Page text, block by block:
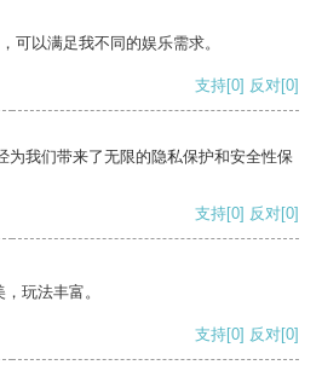
可以满足我不同的娱乐需求。
支持[0] 反对[0]
为我们带来了无限的隐私保护和安全性保
支持[0] 反对[0]
玩法丰富。
支持[0] 反对[0]